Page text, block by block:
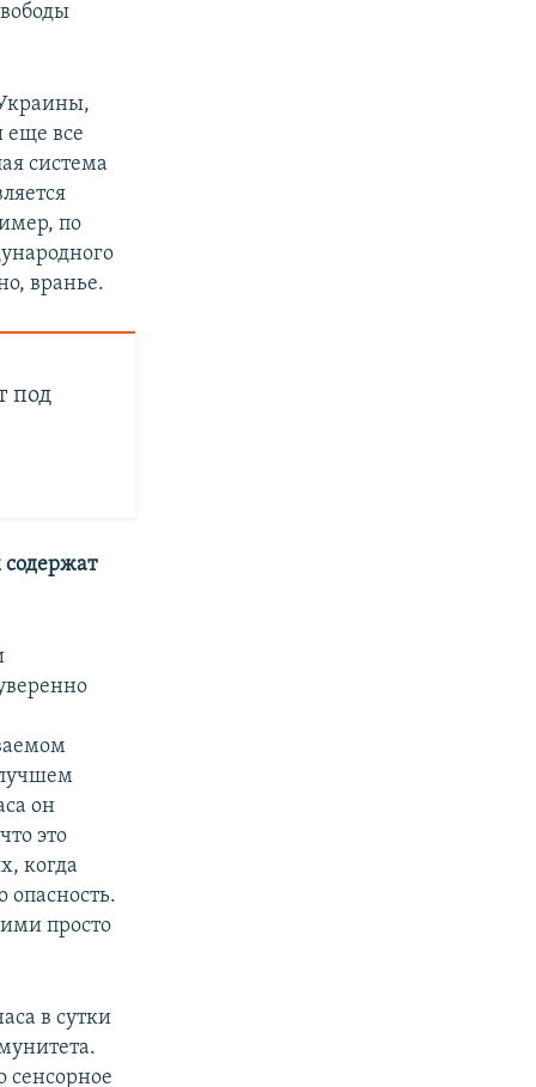
еще все
система
по
вранье.
под
содержат
он
это
когда
просто
в сутки
сенсорное